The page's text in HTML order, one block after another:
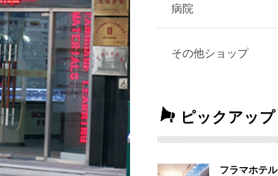
病院
その他ショップ
ピックアップ
フラマホテル